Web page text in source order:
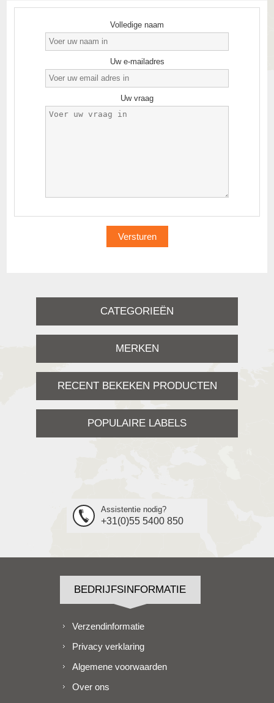
Volledige naam
Uw e-mailadres
Uw vraag
CATEGORIEËN
MERKEN
RECENT BEKEKEN PRODUCTEN
POPULAIRE LABELS
Assistentie nodig?
+31(0)55 5400 850
BEDRIJFSINFORMATIE
Verzendinformatie
Privacy verklaring
Algemene voorwaarden
Over ons